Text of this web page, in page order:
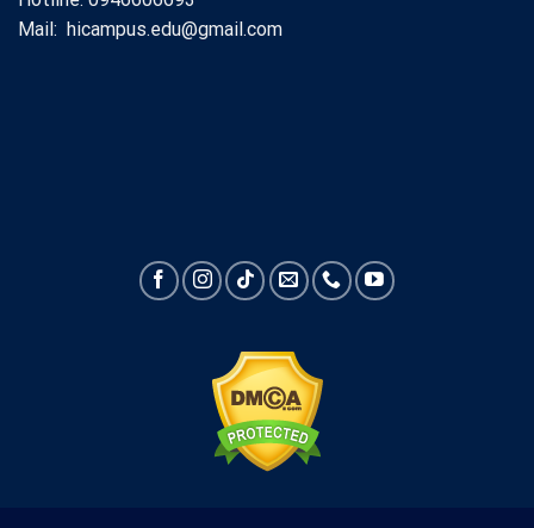
Mail: hicampus.edu@gmail.com